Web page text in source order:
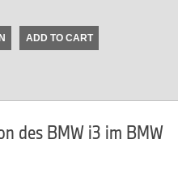
ADD TO CART
des BMW i3 im BMW